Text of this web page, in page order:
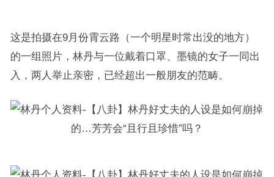
这是拍摄在9月份霄云路（一个明星时常出没的地方）
的一组照片，林丹与一位戴着口罩、墨镜的女子一同出
入，两人举止亲密，已经超出一般朋友的范畴。